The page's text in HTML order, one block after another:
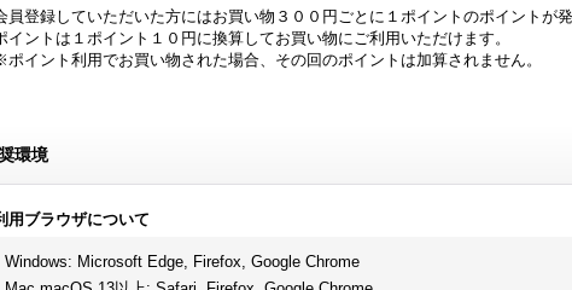
員登録していただいた方にはお買い物３００円ごとに１ポイントのポイントが発
イントは１ポイント１０円に換算してお買い物にご利用いただけます。
イント利用でお買い物された場合、その回のポイントは加算されません。
環境
用ブラウザについて
Windows: Microsoft Edge, Firefox, Google Chrome